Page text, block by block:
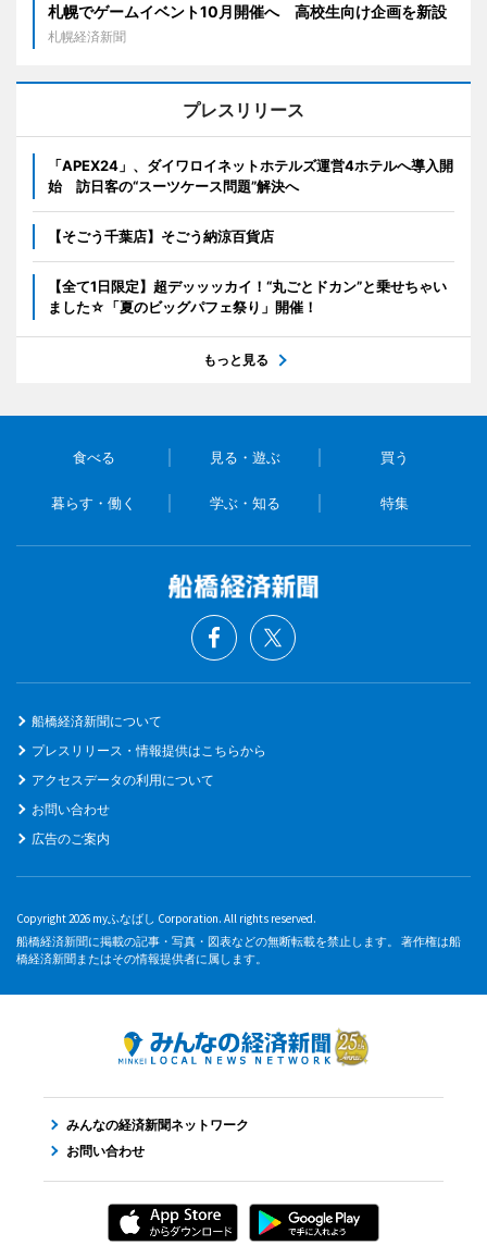
札幌でゲームイベント10月開催へ 高校生向け企画を新設
札幌経済新聞
プレスリリース
「APEX24」、ダイワロイネットホテルズ運営4ホテルへ導入開
始 訪日客の“スーツケース問題”解決へ
【そごう千葉店】そごう納涼百貨店
【全て1日限定】超デッッッカイ！“丸ごとドカン”と乗せちゃい
ました☆「夏のビッグパフェ祭り」開催！
もっと見る
食べる 見る・遊ぶ 買う
暮らす・働く 学ぶ・知る 特集
船橋経済新聞について
プレスリリース・情報提供はこちらから
アクセスデータの利用について
お問い合わせ
広告のご案内
Copyright 2026 myふなばし Corporation. All rights reserved.
船橋経済新聞に掲載の記事・写真・図表などの無断転載を禁止します。 著作権は船
橋経済新聞またはその情報提供者に属します。
みんなの経済新聞ネットワーク
お問い合わせ